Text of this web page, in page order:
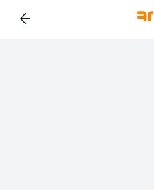
arrow_back